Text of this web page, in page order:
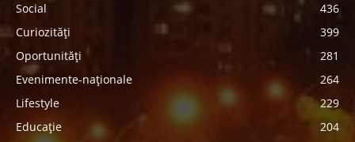
Social
436
Curiozități
399
Oportunități
281
Evenimente-naționale
264
Lifestyle
229
Educație
204